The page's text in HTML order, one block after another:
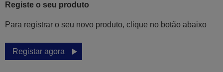
Registe o seu produto
Para registrar o seu novo produto, clique no botão abaixo
Registar agora